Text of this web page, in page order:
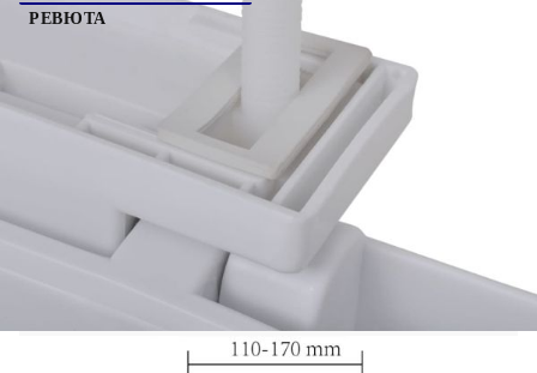
РЕВЮТА
Тази висококачествена тоалетна седалка, която е
подходяща за всички стандартни тоалетни
чинии, ще бъде идеална за семейни домове,
ресторанти, универсални магазини и хотели.
Тоалетната седалка има функция за плавно
затваряне, което означава, че се затваря бавно и
тихо. Изработена от здрав полипропилен,
седалката е много издръжлива. Също така е
лесна за почистване и сглобяване.
С функция за плавно затваряне
Форма: Квадратна